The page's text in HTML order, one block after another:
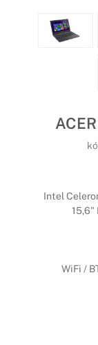
Intel
15,6"
WiFi /